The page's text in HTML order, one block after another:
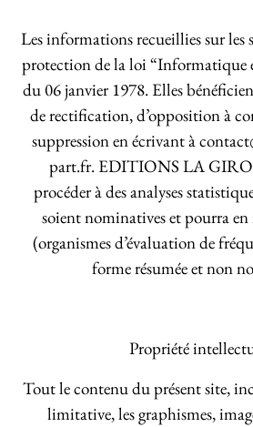
Les informations recueillies sur les
protection de la loi “Informatique
du 06 janvier 1978. Elles
de rectification, d’opposition à
suppression en écrivant à
part.fr. EDITIONS LA
procéder à des analyses
soient nominatives et pourra
(organismes d’évaluation de
forme résumée et non
Propriété
Tout le contenu du présent site,
limitative, les graphismes,